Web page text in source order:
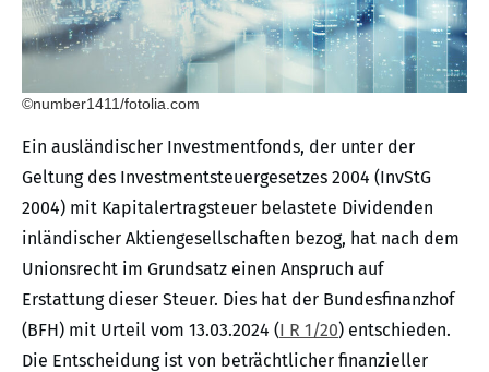
©number1411/fotolia.com
Ein ausländischer Investmentfonds, der unter der
Geltung des Investmentsteuergesetzes 2004 (InvStG
2004) mit Kapitalertragsteuer belastete Dividenden
inländischer Aktiengesellschaften bezog, hat nach dem
Unionsrecht im Grundsatz einen Anspruch auf
Erstattung dieser Steuer. Dies hat der Bundesfinanzhof
(BFH) mit Urteil vom 13.03.2024 (I R 1/20) entschieden.
Die Entscheidung ist von beträchtlicher finanzieller